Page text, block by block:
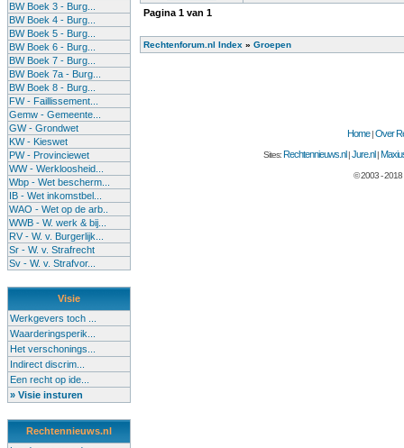
BW Boek 3 - Burg...
BW Boek 4 - Burg...
BW Boek 5 - Burg...
BW Boek 6 - Burg...
BW Boek 7 - Burg...
BW Boek 7a - Burg...
BW Boek 8 - Burg...
FW - Faillissement...
Gemw - Gemeente...
GW - Grondwet
KW - Kieswet
PW - Provinciewet
WW - Werkloosheid...
Wbp - Wet bescherm...
IB - Wet inkomstbel...
WAO - Wet op de arb..
WWB - W. werk & bij...
RV - W. v. Burgerlijk...
Sr - W. v. Strafrecht
Sv - W. v. Strafvor...
Visie
Werkgevers toch ...
Waarderingsperik...
Het verschonings...
Indirect discrim...
Een recht op ide...
» Visie insturen
Rechtennieuws.nl
Pagina 1 van 1
Rechtenforum.nl Index » Groepen
Home|Over
Sites:Rechtennieuws.nl |Jure.nl |
© 2003 - 2018